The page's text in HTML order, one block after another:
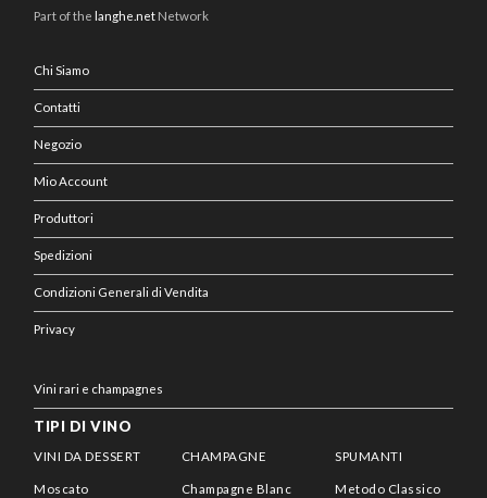
Part of the langhe.net Network
Chi Siamo
Contatti
Negozio
Mio Account
Produttori
Spedizioni
Condizioni Generali di Vendita
Privacy
Vini rari e champagnes
TIPI DI VINO
VINI DA DESSERT
Moscato
CHAMPAGNE
Champagne Blanc
SPUMANTI
Metodo Classico